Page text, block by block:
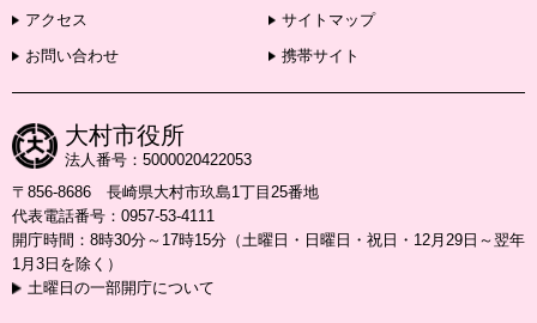
アクセス
サイトマップ
お問い合わせ
携帯サイト
大村市役所
法人番号：5000020422053
〒856-8686 長崎県大村市玖島1丁目25番地
代表電話番号：0957-53-4111
開庁時間：8時30分～17時15分（土曜日・日曜日・祝日・12月29日～翌年
1月3日を除く）
土曜日の一部開庁について